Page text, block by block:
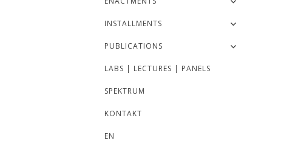
INSTALLMENTS
PUBLICATIONS
LABS | LECTURES | PANELS
SPEKTRUM
KONTAKT
EN